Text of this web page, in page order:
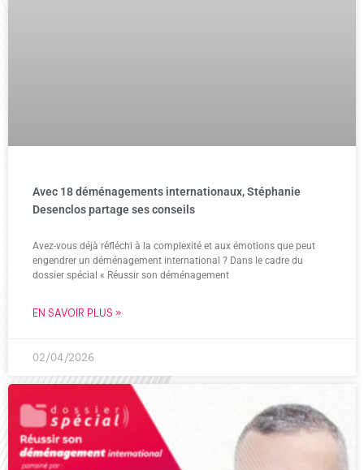
Avec 18 déménagements internationaux, Stéphanie
Desenclos partage ses conseils
Avez-vous déjà réfléchi à la complexité et aux émotions que peut
engendrer un déménagement international ? Dans le cadre du
dossier spécial « Réussir son déménagement
EN SAVOIR PLUS »
02/04/2026